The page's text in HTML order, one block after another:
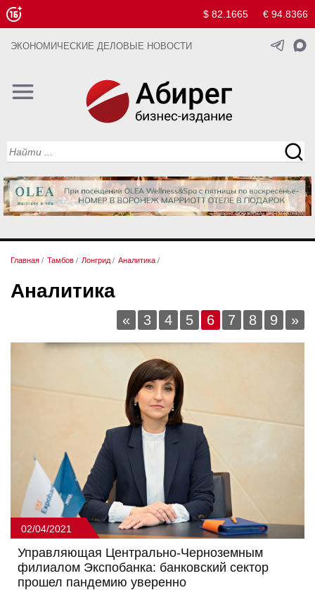
$ 82.1665 € 94.8366
ЭКОНОМИЧЕСКИЕ ДЕЛОВЫЕ НОВОСТИ
Главная / Тамбов / Лонгрид / Аналитика /
Аналитика
« 3 4 5 6 7 8 9 »
02/04/2021
Управляющая Центрально-Черноземным
филиалом Экспобанка: банковский сектор
прошел пандемию уверенно